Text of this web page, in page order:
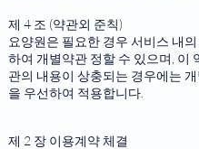
제 4 조 (약관외 준칙)
요양원은 필요한 경우 서비스 내
하여 개별약관 정할 수 있으며, 이
관의 내용이 상충되는 경우에는
을 우선하여 적용합니다.
제 2 장 이용계약 체결